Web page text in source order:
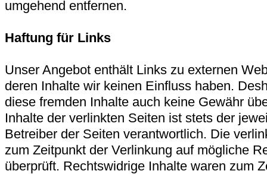
umgehend entfernen.
Haftung für Links
Unser Angebot enthält Links zu externen
deren Inhalte wir keinen Einfluss haben.
diese fremden Inhalte auch keine Gewähr
Inhalte der verlinkten Seiten ist stets der
Betreiber der Seiten verantwortlich. Die
zum Zeitpunkt der Verlinkung auf mögliche
überprüft. Rechtswidrige Inhalte waren zum